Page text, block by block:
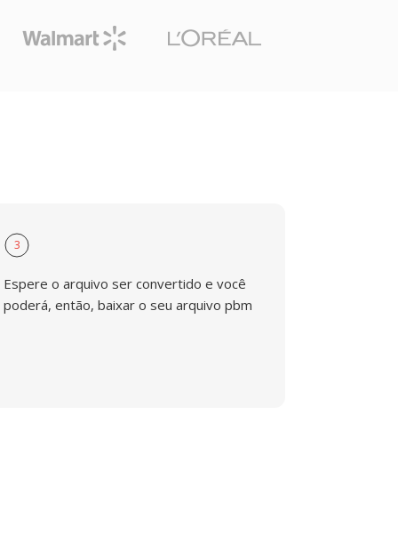
3
Espere o arquivo ser convertido e você
poderá, então, baixar o seu arquivo pbm